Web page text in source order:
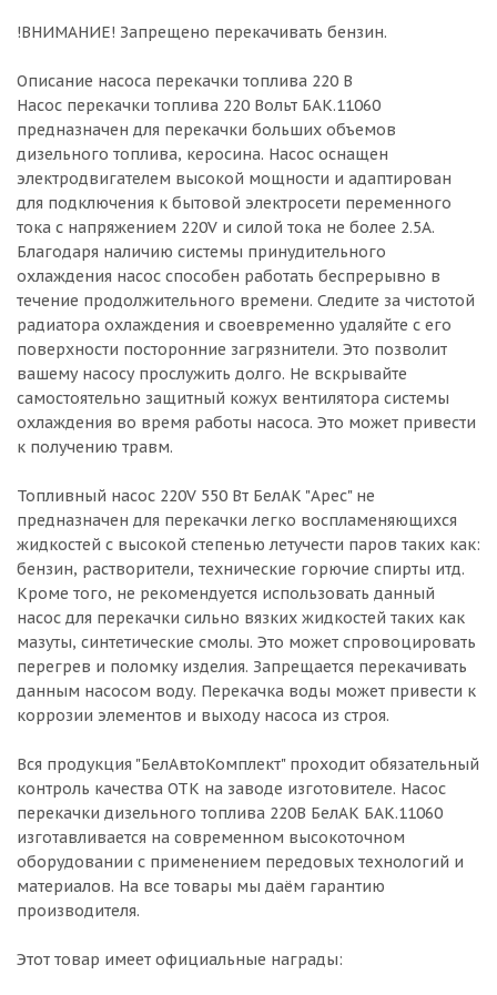
!ВНИМАНИЕ! Запрещено перекачивать бензин.
Описание насоса перекачки топлива 220 В
Насос перекачки топлива 220 Вольт БАК.11060
предназначен для перекачки больших объемов
дизельного топлива, керосина. Насос оснащен
электродвигателем высокой мощности и адаптирован
для подключения к бытовой электросети переменного
тока с напряжением 220V и силой тока не более 2.5A.
Благодаря наличию системы принудительного
охлаждения насос способен работать беспрерывно в
течение продолжительного времени. Следите за чистотой
радиатора охлаждения и своевременно удаляйте с его
поверхности посторонние загрязнители. Это позволит
вашему насосу прослужить долго. Не вскрывайте
самостоятельно защитный кожух вентилятора системы
охлаждения во время работы насоса. Это может привести
к получению травм.
Топливный насос 220V 550 Вт БелАК "Арес" не
предназначен для перекачки легко воспламеняющихся
жидкостей с высокой степенью летучести паров таких как:
бензин, растворители, технические горючие спирты итд.
Кроме того, не рекомендуется использовать данный
насос для перекачки сильно вязких жидкостей таких как
мазуты, синтетические смолы. Это может спровоцировать
перегрев и поломку изделия. Запрещается перекачивать
данным насосом воду. Перекачка воды может привести к
коррозии элементов и выходу насоса из строя.
Вся продукция "БелАвтоКомплект" проходит обязательный
контроль качества ОТК на заводе изготовителе. Насос
перекачки дизельного топлива 220В БелАК БАК.11060
изготавливается на современном высокоточном
оборудовании с применением передовых технологий и
материалов. На все товары мы даём гарантию
производителя.
Этот товар имеет официальные награды: